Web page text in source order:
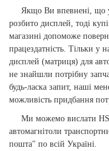
Якщо Ви впевнені, що у
розбито дисплей, тоді
магазині допоможе
працездатність. Тільки у
дисплей (матриця) для
не знайшли потрібну
будь-ласка запит, наші
можливість придбання
Ми можемо вислати
автомагнітоли
пошта" по всій Україні.